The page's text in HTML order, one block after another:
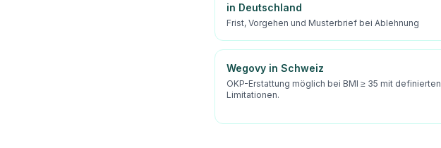
in Deutschland
Frist, Vorgehen und Musterbrief bei Ablehnung
Wegovy in Schweiz
OKP-Erstattung möglich bei BMI ≥ 35 mit definierten
Limitationen.